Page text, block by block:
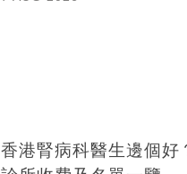
香港腎病科醫生邊個好